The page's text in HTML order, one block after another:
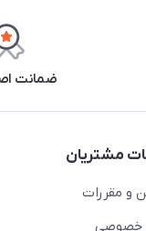
ضمانت
مشتریان
و مقررات
خصوصی